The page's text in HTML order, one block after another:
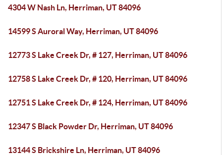
4304 W Nash Ln, Herriman, UT 84096
14599 S Auroral Way, Herriman, UT 84096
12773 S Lake Creek Dr, # 127, Herriman, UT 84096
12758 S Lake Creek Dr, # 120, Herriman, UT 84096
12751 S Lake Creek Dr, # 124, Herriman, UT 84096
12347 S Black Powder Dr, Herriman, UT 84096
13144 S Brickshire Ln, Herriman, UT 84096